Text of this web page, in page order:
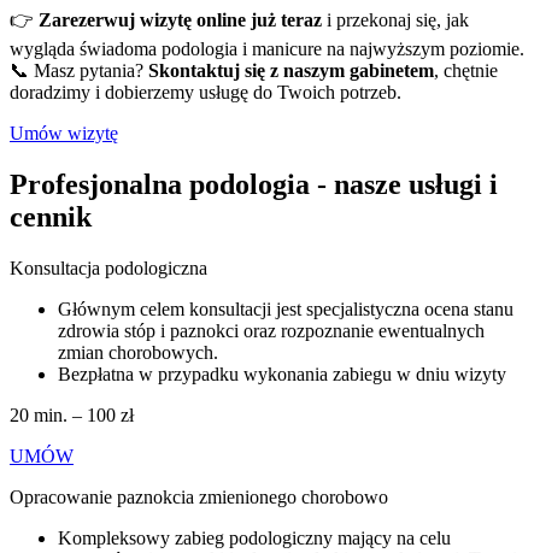
👉 Zarezerwuj wizytę online już teraz i przekonaj się, jak
wygląda świadoma podologia i manicure na najwyższym poziomie.
📞 Masz pytania? Skontaktuj się z naszym gabinetem, chętnie
doradzimy i dobierzemy usługę do Twoich potrzeb.
Umów wizytę
Profesjonalna podologia - nasze usługi i
cennik
Konsultacja podologiczna
Głównym celem konsultacji jest specjalistyczna ocena stanu
zdrowia stóp i paznokci oraz rozpoznanie ewentualnych
zmian chorobowych.
Bezpłatna w przypadku wykonania zabiegu w dniu wizyty
20 min. – 100 zł
UMÓW
Opracowanie paznokcia zmienionego chorobowo
Kompleksowy zabieg podologiczny mający na celu